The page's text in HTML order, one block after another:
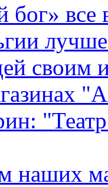
все
своим
наших